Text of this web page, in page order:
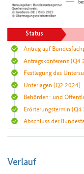
Status
Antrag auf
Antragskonferenz (Q4
Festlegung des
Unterlagen (Q2 2024)
Behörden- und
Erörterungstermin (Q4
Abschluss der
Verlauf